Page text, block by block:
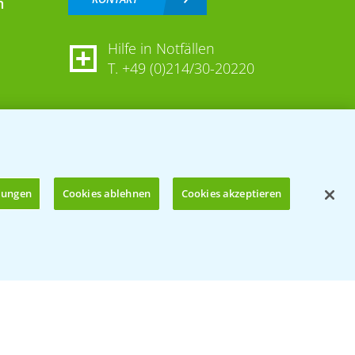
Hilfe in Notfällen
T. +49 (0)214/30-20220
Cookies ablehnen Cookies akzeptieren